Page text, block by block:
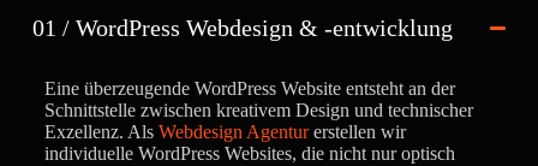
01 / WordPress Webdesign & -entwicklung
Eine überzeugende WordPress Website entsteht an der
Schnittstelle zwischen kreativem Design und technischer
Exzellenz. Als Webdesign Agenturerstellen wir
individuelle WordPress Websites, die nicht nur optisch